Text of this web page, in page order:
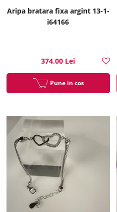
Aripa bratara fixa argint 13-1-
i64166
374.00 Lei
Pune in cos